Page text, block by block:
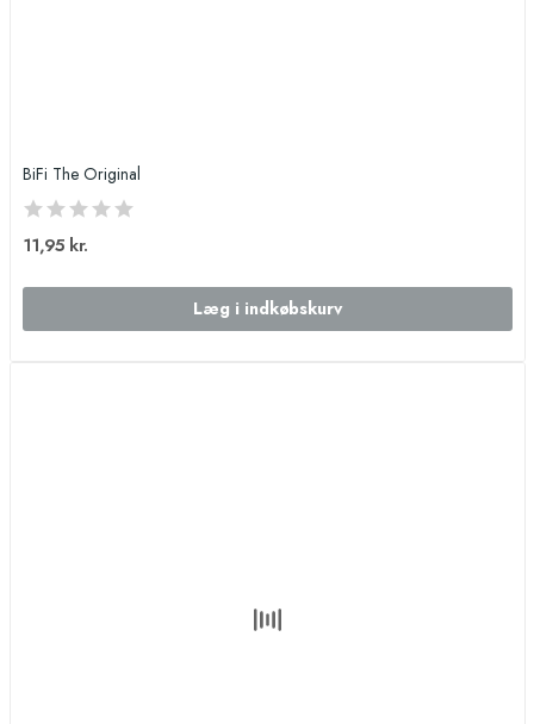
BiFi The Original
11,95 kr.
Læg i indkøbskurv